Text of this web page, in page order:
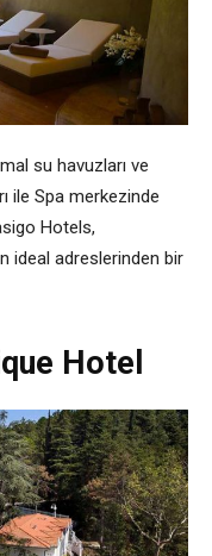
su havuzları ve
ile Spa merkezinde
Hotels,
ideal adreslerinden bir
Hotel